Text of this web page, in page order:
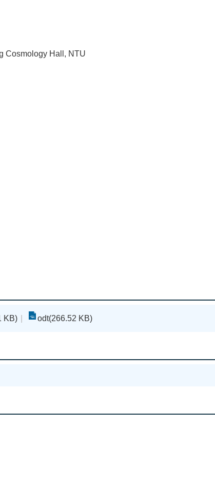
Cosmology Hall, NTU
KB) odt(266.52 KB)